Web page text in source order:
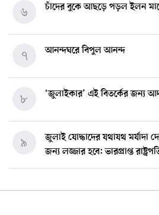
চাঁদের বুকে আছড়ে পড়ল ইলন
৬
আনন্দঘরে বিপুল আনন্দ
৭
‘জুলাইকার’ এই বিতর্কের জন্য
৮
জুলাই যোদ্ধাদের যথাযথ মর্যাদা
জন্য লজ্জার হবে: ভারপ্রাপ্ত
৯
১০